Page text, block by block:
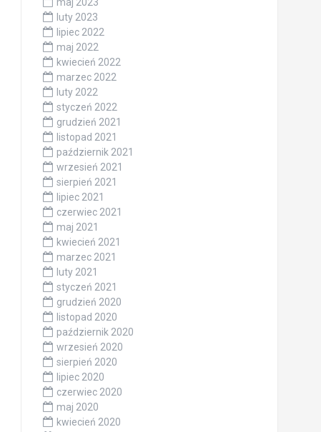
luty 2023
lipiec 2022
maj 2022
kwiecień 2022
marzec 2022
luty 2022
styczeń 2022
grudzień 2021
listopad 2021
październik 2021
wrzesień 2021
sierpień 2021
lipiec 2021
czerwiec 2021
maj 2021
kwiecień 2021
marzec 2021
luty 2021
styczeń 2021
grudzień 2020
listopad 2020
październik 2020
wrzesień 2020
sierpień 2020
lipiec 2020
czerwiec 2020
maj 2020
kwiecień 2020